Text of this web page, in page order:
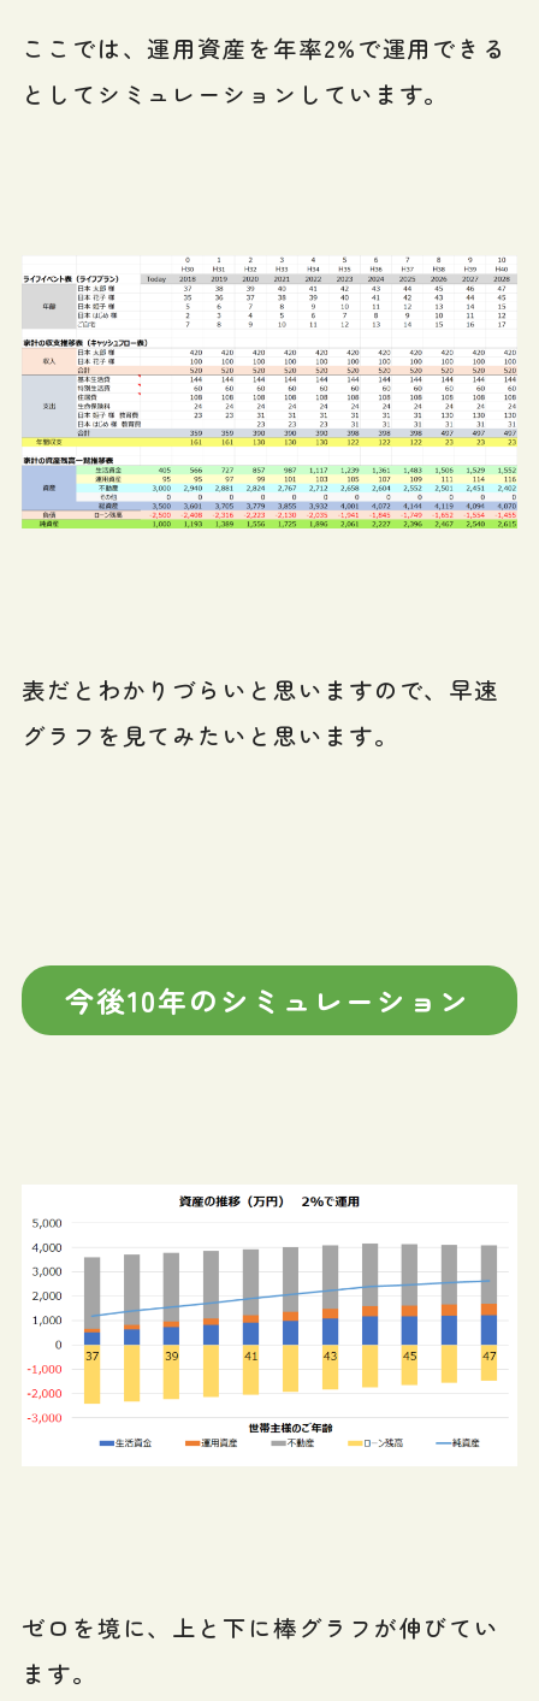
ここでは、運用資産を年率2%で運用できる
としてシミュレーションしています。
表だとわかりづらいと思いますので、早速
グラフを見てみたいと思います。
今後10年のシミュレーション
ゼロを境に、上と下に棒グラフが伸びてい
ます。